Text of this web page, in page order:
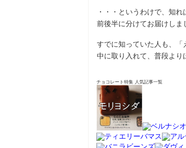
・・・というわけで、知れ
前後半に分けてお届けし
すでに知っていた人も、
中に取り入れて、普段より
チョコレート特集 人気記事一覧